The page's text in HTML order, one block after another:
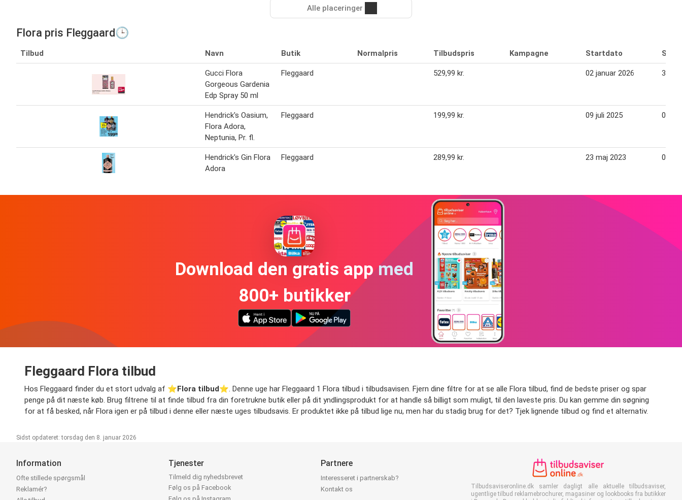
Alle placeringer
Flora pris Fleggaard🕒
Tilbud Navn Butik Normalpris Tilbudspris Kampagne Startdato
Gucci Flora
Gorgeous Gardenia
Edp Spray 50 ml
Fleggaard 529,99 kr. 02 januar 2026 31
Hendrick's Oasium,
Flora Adora,
Neptunia, Pr. fl.
Fleggaard 199,99 kr. 09 juli 2025 05
Hendrick's Gin Flora
Adora
Fleggaard 289,99 kr. 23 maj 2023 06
Download den gratis app med
800+ butikker
Fleggaard Flora tilbud
Hos Fleggaard finder du et stort udvalg af ⭐️Flora tilbud⭐️. Denne uge har Fleggaard 1 Flora tilbud i tilbudsavisen. Fjern dine filtre for at se alle Flora tilbud, find de bedste priser og spar
penge på dit næste køb. Brug filtrene til at finde tilbud fra din foretrukne butik eller på dit yndlingsprodukt for at handle så billigt som muligt, til den laveste pris. Du kan gemme din søgning
for at få besked, når Flora igen er på tilbud i denne eller næste uges tilbudsavis. Er produktet ikke på tilbud lige nu, men har du stadig brug for det? Tjek lignende tilbud og find et alternativ.
Sidst opdateret: torsdag den 8. januar 2026
Information
Ofte stillede spørgsmål
Reklamér?
Tjenester
Tilmeld dig nyhedsbrevet
Følg os på Facebook
Partnere
Interesseret i partnerskab?
Kontakt os
Tilbudsaviseronline.dk samler dagligt alle aktuelle tilbudsaviser,
ugentlige tilbud reklamebrochurer, magasiner og lookbooks fra butikker